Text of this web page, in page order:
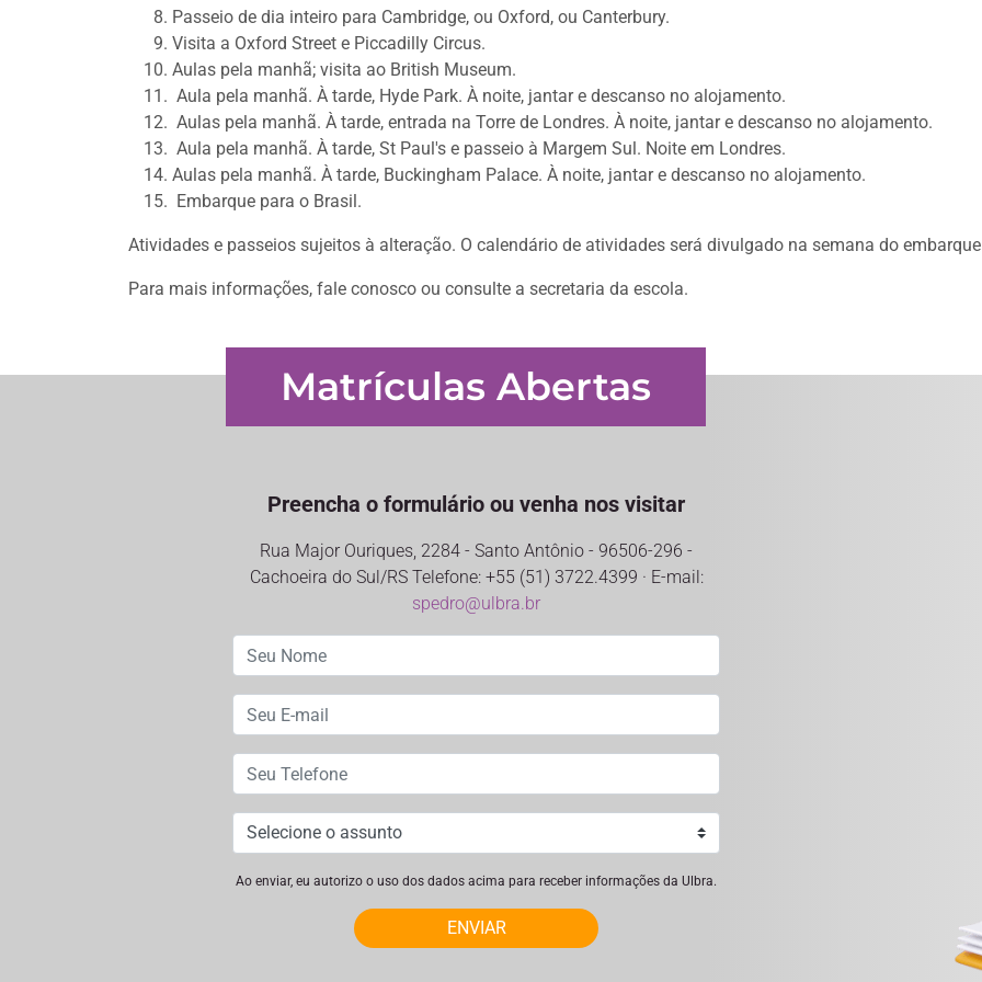
Passeio de dia inteiro para Cambridge, ou Oxford, ou Canterbury.
Visita a Oxford Street e Piccadilly Circus.
Aulas pela manhã; visita ao British Museum.
Aula pela manhã. À tarde, Hyde Park. À noite, jantar e descanso no alojamento.
Aulas pela manhã. À tarde, entrada na Torre de Londres. À noite, jantar e descanso no alojamento.
Aula pela manhã. À tarde, St Paul's e passeio à Margem Sul. Noite em Londres.
Aulas pela manhã. À tarde, Buckingham Palace. À noite, jantar e descanso no alojamento.
Embarque para o Brasil.
Atividades e passeios sujeitos à alteração. O calendário de atividades será divulgado na semana do
Para mais informações, fale conosco ou consulte a secretaria da escola.
Matrículas Abertas
Preencha o formulário ou venha nos visitar
Rua Major Ouriques, 2284 - Santo Antônio - 96506-296 -
Cachoeira do Sul/RS Telefone: +55 (51) 3722.4399 · E-mail:
spedro@ulbra.br
Ao enviar, eu autorizo o uso dos dados acima para receber informações da Ulbra.
ENVIAR